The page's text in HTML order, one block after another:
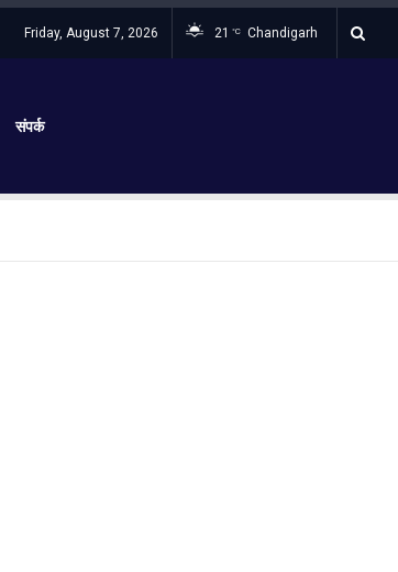
Friday, August 7, 2026 21 °C Chandigarh
संपर्क